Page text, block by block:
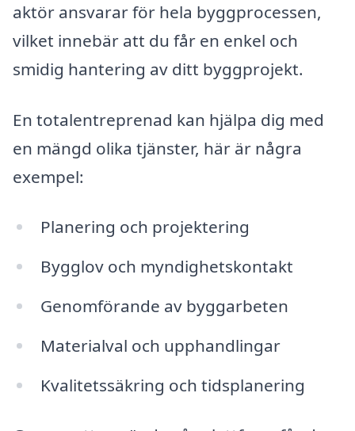
aktör ansvarar för hela byggprocessen,
vilket innebär att du får en enkel och
smidig hantering av ditt byggprojekt.
En totalentreprenad kan hjälpa dig med
en mängd olika tjänster, här är några
exempel:
Planering och projektering
Bygglov och myndighetskontakt
Genomförande av byggarbeten
Materialval och upphandlingar
Kvalitetssäkring och tidsplanering